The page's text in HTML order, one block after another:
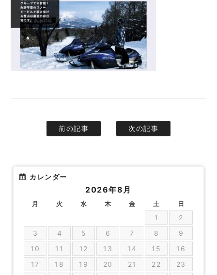
前の記事 次の記事
カレンダー
2026年8月
月 火 水 木 金 土 日
1
2
3
4 5 6 7 8
9
10
11 12 13 14 15
16
17
18 19 20 21 22
23